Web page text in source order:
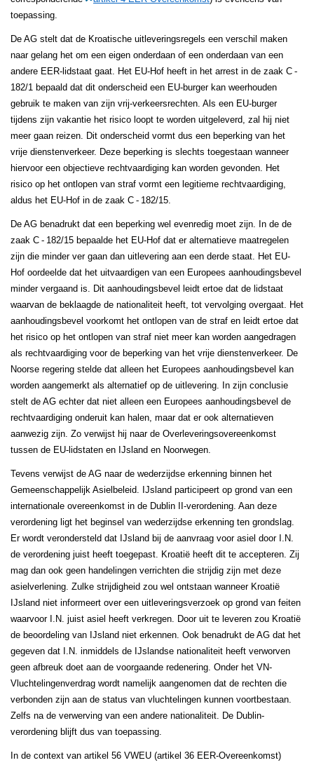
toepassing.
De AG stelt dat de Kroatische uitleveringsregels een verschil maken
naar gelang het om een eigen onderdaan of een onderdaan van een
andere EER-lidstaat gaat. Het EU-Hof heeft in het arrest in de zaak C ‑
182/1 bepaald dat dit onderscheid een EU-burger kan weerhouden
gebruik te maken van zijn vrij-verkeersrechten. Als een EU-burger
tijdens zijn vakantie het risico loopt te worden uitgeleverd, zal hij niet
meer gaan reizen. Dit onderscheid vormt dus een beperking van het
vrije dienstenverkeer. Deze beperking is slechts toegestaan wanneer
hiervoor een objectieve rechtvaardiging kan worden gevonden. Het
risico op het ontlopen van straf vormt een legitieme rechtvaardiging,
aldus het EU-Hof in de zaak C ‑ 182/15.
De AG benadrukt dat een beperking wel evenredig moet zijn. In de de
zaak C ‑ 182/15 bepaalde het EU-Hof dat er alternatieve maatregelen
zijn die minder ver gaan dan uitlevering aan een derde staat. Het EU-
Hof oordeelde dat het uitvaardigen van een Europees aanhoudingsbevel
minder vergaand is. Dit aanhoudingsbevel leidt ertoe dat de lidstaat
waarvan de beklaagde de nationaliteit heeft, tot vervolging overgaat. Het
aanhoudingsbevel voorkomt het ontlopen van de straf en leidt ertoe dat
het risico op het ontlopen van straf niet meer kan worden aangedragen
als rechtvaardiging voor de beperking van het vrije dienstenverkeer. De
Noorse regering stelde dat alleen het Europees aanhoudingsbevel kan
worden aangemerkt als alternatief op de uitlevering. In zijn conclusie
stelt de AG echter dat niet alleen een Europees aanhoudingsbevel de
rechtvaardiging onderuit kan halen, maar dat er ook alternatieven
aanwezig zijn. Zo verwijst hij naar de Overleveringsovereenkomst
tussen de EU-lidstaten en IJsland en Noorwegen.
Tevens verwijst de AG naar de wederzijdse erkenning binnen het
Gemeenschappelijk Asielbeleid. IJsland participeert op grond van een
internationale overeenkomst in de Dublin II-verordening. Aan deze
verordening ligt het beginsel van wederzijdse erkenning ten grondslag.
Er wordt verondersteld dat IJsland bij de aanvraag voor asiel door I.N.
de verordening juist heeft toegepast. Kroatië heeft dit te accepteren. Zij
mag dan ook geen handelingen verrichten die strijdig zijn met deze
asielverlening. Zulke strijdigheid zou wel ontstaan wanneer Kroatië
IJsland niet informeert over een uitleveringsverzoek op grond van feiten
waarvoor I.N. juist asiel heeft verkregen. Door uit te leveren zou Kroatië
de beoordeling van IJsland niet erkennen. Ook benadrukt de AG dat het
gegeven dat I.N. inmiddels de IJslandse nationaliteit heeft verworven
geen afbreuk doet aan de voorgaande redenering. Onder het VN-
Vluchtelingenverdrag wordt namelijk aangenomen dat de rechten die
verbonden zijn aan de status van vluchtelingen kunnen voortbestaan.
Zelfs na de verwerving van een andere nationaliteit. De Dublin-
verordening blijft dus van toepassing.
In de context van artikel 56 VWEU (artikel 36 EER-Overeenkomst)